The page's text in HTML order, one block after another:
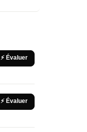
⚡ Évaluer
⚡ Évaluer